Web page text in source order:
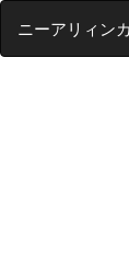
ニーアリィン